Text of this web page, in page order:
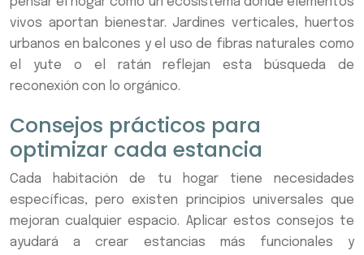
vivos aportan bienestar. Jardines verticales, huertos
urbanos en balcones y el uso de fibras naturales como
el yute o el ratán reflejan esta búsqueda de
reconexión con lo orgánico.
Consejos prácticos para
optimizar cada estancia
Cada habitación de tu hogar tiene necesidades
específicas, pero existen principios universales que
mejoran cualquier espacio. Aplicar estos consejos te
ayudará a crear estancias más funcionales y